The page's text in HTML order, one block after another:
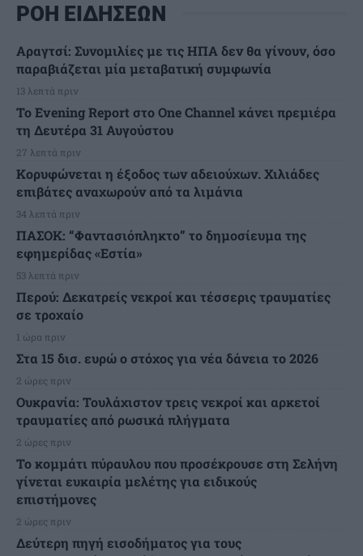
ΡΟΗ ΕΙΔΗΣΕΩΝ
Αραγτσί: Συνομιλίες με τις ΗΠΑ δεν θα γίνουν, όσο
παραβιάζεται μία μεταβατική συμφωνία
13 λεπτά πριν
Το Evening Report στο One Channel κάνει πρεμιέρα
τη Δευτέρα 31 Αυγούστου
27 λεπτά πριν
Κορυφώνεται η έξοδος των αδειούχων. Χιλιάδες
επιβάτες αναχωρούν από τα λιμάνια
34 λεπτά πριν
ΠΑΣΟΚ: “Φαντασιόπληκτο” το δημοσίευμα της
εφημερίδας «Εστία»
53 λεπτά πριν
Περού: Δεκατρείς νεκροί και τέσσερις τραυματίες
σε τροχαίο
1 ώρα πριν
Στα 15 δισ. ευρώ ο στόχος για νέα δάνεια το 2026
2 ώρες πριν
Ουκρανία: Τουλάχιστον τρεις νεκροί και αρκετοί
τραυματίες από ρωσικά πλήγματα
2 ώρες πριν
Το κομμάτι πύραυλου που προσέκρουσε στη Σελήνη
γίνεται ευκαιρία μελέτης για ειδικούς
επιστήμονες
2 ώρες πριν
Δεύτερη πηγή εισοδήματος για τους